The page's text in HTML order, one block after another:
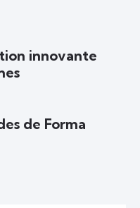
innovante
de Forma